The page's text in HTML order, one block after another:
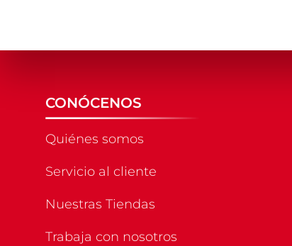
CONÓCENOS
Quiénes somos
Servicio al cliente
Nuestras Tiendas
Trabaja con nosotros